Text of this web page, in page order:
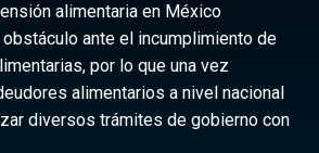
alimentaria en México
ante el incumplimiento de
por lo que una vez
alimentarios a nivel nacional
diversos trámites de gobierno con